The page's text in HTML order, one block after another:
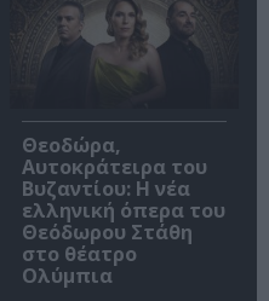
Θεοδώρα,
Αυτοκράτειρα του
Βυζαντίου: Η νέα
ελληνική όπερα του
Θεόδωρου Στάθη
στο θέατρο
Ολύμπια